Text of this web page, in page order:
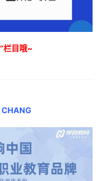
栏目哦~